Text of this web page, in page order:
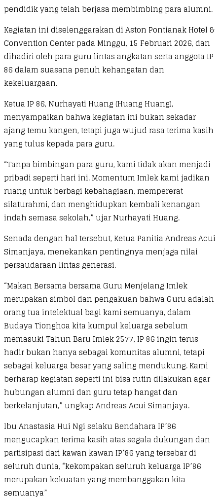
pendidik yang telah berjasa membimbing para alumni.
Kegiatan ini diselenggarakan di Aston Pontianak Hotel &
Convention Center pada Minggu, 15 Februari 2026, dan
dihadiri oleh para guru lintas angkatan serta anggota IP
86 dalam suasana penuh kehangatan dan
kekeluargaan.
Ketua IP 86, Nurhayati Huang (Huang Huang),
menyampaikan bahwa kegiatan ini bukan sekadar
ajang temu kangen, tetapi juga wujud rasa terima kasih
yang tulus kepada para guru.
“Tanpa bimbingan para guru, kami tidak akan menjadi
pribadi seperti hari ini. Momentum Imlek kami jadikan
ruang untuk berbagi kebahagiaan, mempererat
silaturahmi, dan menghidupkan kembali kenangan
indah semasa sekolah,” ujar Nurhayati Huang.
Senada dengan hal tersebut, Ketua Panitia Andreas Acui
Simanjaya, menekankan pentingnya menjaga nilai
persaudaraan lintas generasi.
“Makan Bersama bersama Guru Menjelang Imlek
merupakan simbol dan pengakuan bahwa Guru adalah
orang tua intelektual bagi kami semuanya, dalam
Budaya Tionghoa kita kumpul keluarga sebelum
memasuki Tahun Baru Imlek 2577, IP 86 ingin terus
hadir bukan hanya sebagai komunitas alumni, tetapi
sebagai keluarga besar yang saling mendukung. Kami
berharap kegiatan seperti ini bisa rutin dilakukan agar
hubungan alumni dan guru tetap hangat dan
berkelanjutan,” ungkap Andreas Acui Simanjaya.
Ibu Anastasia Hui Ngi selaku Bendahara IP’86
mengucapkan terima kasih atas segala dukungan dan
partisipasi dari kawan kawan IP’86 yang tersebar di
seluruh dunia, “kekompakan seluruh keluarga IP’86
merupakan kekuatan yang membanggakan kita
semuanya”